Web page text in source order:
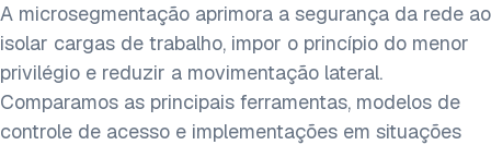
Contate-nos
A microsegmentação aprimora a segurança da rede ao
isolar cargas de trabalho, impor o princípio do menor
privilégio e reduzir a movimentação lateral.
Comparamos as principais ferramentas, modelos de
controle de acesso e implementações em situações